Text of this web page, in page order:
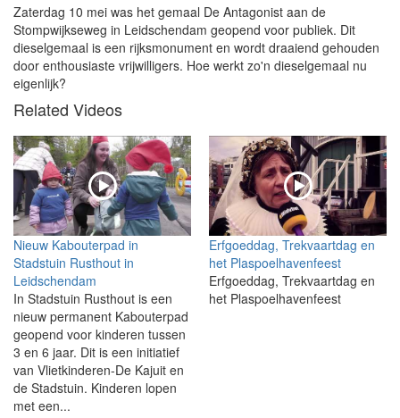
Zaterdag 10 mei was het gemaal De Antagonist aan de
Stompwijkseweg in Leidschendam geopend voor publiek. Dit
dieselgemaal is een rijksmonument en wordt draaiend gehouden
door enthousiaste vrijwilligers. Hoe werkt zo'n dieselgemaal nu
eigenlijk?
Related Videos
Nieuw Kabouterpad in
Stadstuin Rusthout in
Leidschendam
In Stadstuin Rusthout is een
nieuw permanent Kabouterpad
geopend voor kinderen tussen
3 en 6 jaar. Dit is een initiatief
van Vlietkinderen-De Kajuit en
de Stadstuin. Kinderen lopen
met een...
Erfgoeddag, Trekvaartdag en
het Plaspoelhavenfeest
Erfgoeddag, Trekvaartdag en
het Plaspoelhavenfeest